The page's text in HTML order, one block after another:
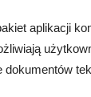
aplikacji
dokumentów